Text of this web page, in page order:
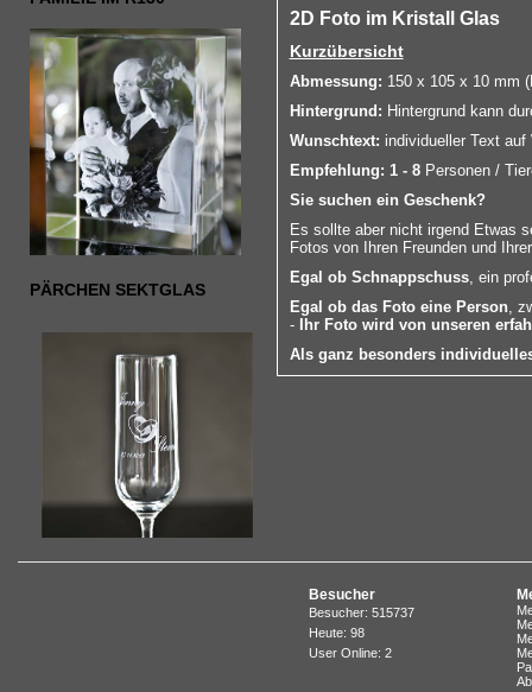
PÄRCHEN SEKTGLAS
2D Foto im Kristall Glas
Kurzübersicht
Abmessung: 150 x 105 x 10 mm
Hintergrund: Hintergrund kann
Wunschtext: individueller Text
Empfehlung: 1 - 8Personen /
Sie suchen ein Geschenk?
Es sollte aber nicht irgend Etwas
Fotos von Ihren Freunden und
Egal ob Schnappschuss, ein
Egal ob das Foto eine Person,
-
Ihr Foto wird von unseren
Als ganz besonders
Besucher
Besucher: 515737
Heute: 98
User Online: 2